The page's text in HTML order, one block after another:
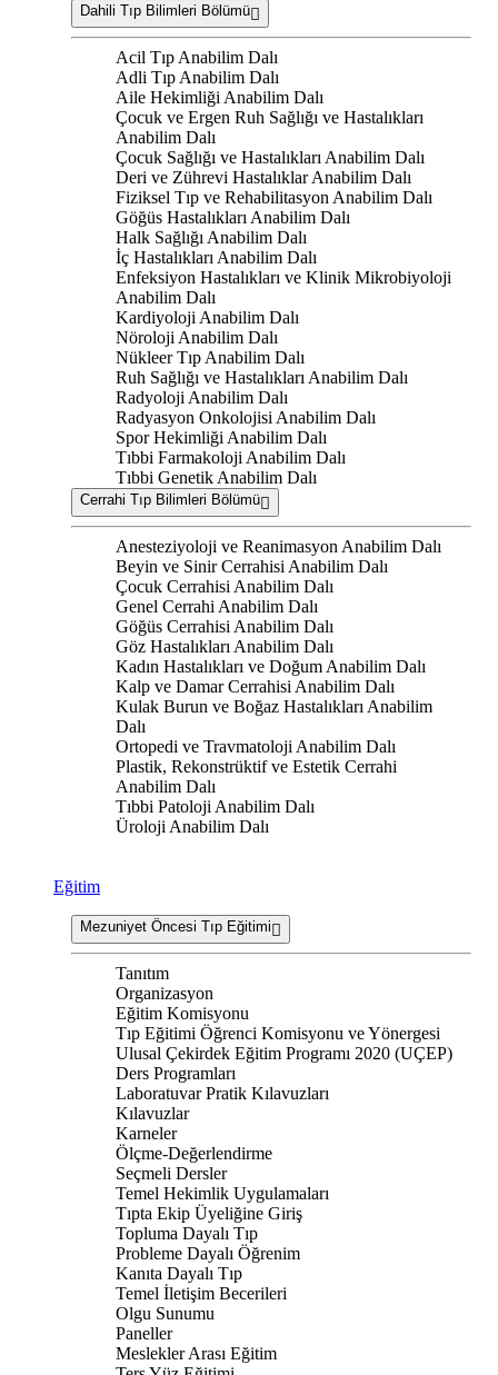
Dahili Tıp Bilimleri Bölümü
Acil Tıp Anabilim Dalı
Adli Tıp Anabilim Dalı
Aile Hekimliği Anabilim Dalı
Çocuk ve Ergen Ruh Sağlığı ve Hastalıkları
Anabilim Dalı
Çocuk Sağlığı ve Hastalıkları Anabilim Dalı
Deri ve Zührevi Hastalıklar Anabilim Dalı
Fiziksel Tıp ve Rehabilitasyon Anabilim Dalı
Göğüs Hastalıkları Anabilim Dalı
Halk Sağlığı Anabilim Dalı
İç Hastalıkları Anabilim Dalı
Enfeksiyon Hastalıkları ve Klinik Mikrobiyoloji
Anabilim Dalı
Kardiyoloji Anabilim Dalı
Nöroloji Anabilim Dalı
Nükleer Tıp Anabilim Dalı
Ruh Sağlığı ve Hastalıkları Anabilim Dalı
Radyoloji Anabilim Dalı
Radyasyon Onkolojisi Anabilim Dalı
Spor Hekimliği Anabilim Dalı
Tıbbi Farmakoloji Anabilim Dalı
Tıbbi Genetik Anabilim Dalı
Cerrahi Tıp Bilimleri Bölümü
Anesteziyoloji ve Reanimasyon Anabilim Dalı
Beyin ve Sinir Cerrahisi Anabilim Dalı
Çocuk Cerrahisi Anabilim Dalı
Genel Cerrahi Anabilim Dalı
Göğüs Cerrahisi Anabilim Dalı
Göz Hastalıkları Anabilim Dalı
Kadın Hastalıkları ve Doğum Anabilim Dalı
Kalp ve Damar Cerrahisi Anabilim Dalı
Kulak Burun ve Boğaz Hastalıkları Anabilim
Dalı
Ortopedi ve Travmatoloji Anabilim Dalı
Plastik, Rekonstrüktif ve Estetik Cerrahi
Anabilim Dalı
Tıbbi Patoloji Anabilim Dalı
Üroloji Anabilim Dalı
Eğitim
Mezuniyet Öncesi Tıp Eğitimi
Tanıtım
Organizasyon
Eğitim Komisyonu
Tıp Eğitimi Öğrenci Komisyonu ve Yönergesi
Ulusal Çekirdek Eğitim Programı 2020 (UÇEP)
Ders Programları
Laboratuvar Pratik Kılavuzları
Kılavuzlar
Karneler
Ölçme-Değerlendirme
Seçmeli Dersler
Temel Hekimlik Uygulamaları
Tıpta Ekip Üyeliğine Giriş
Topluma Dayalı Tıp
Probleme Dayalı Öğrenim
Kanıta Dayalı Tıp
Temel İletişim Becerileri
Olgu Sunumu
Paneller
Meslekler Arası Eğitim